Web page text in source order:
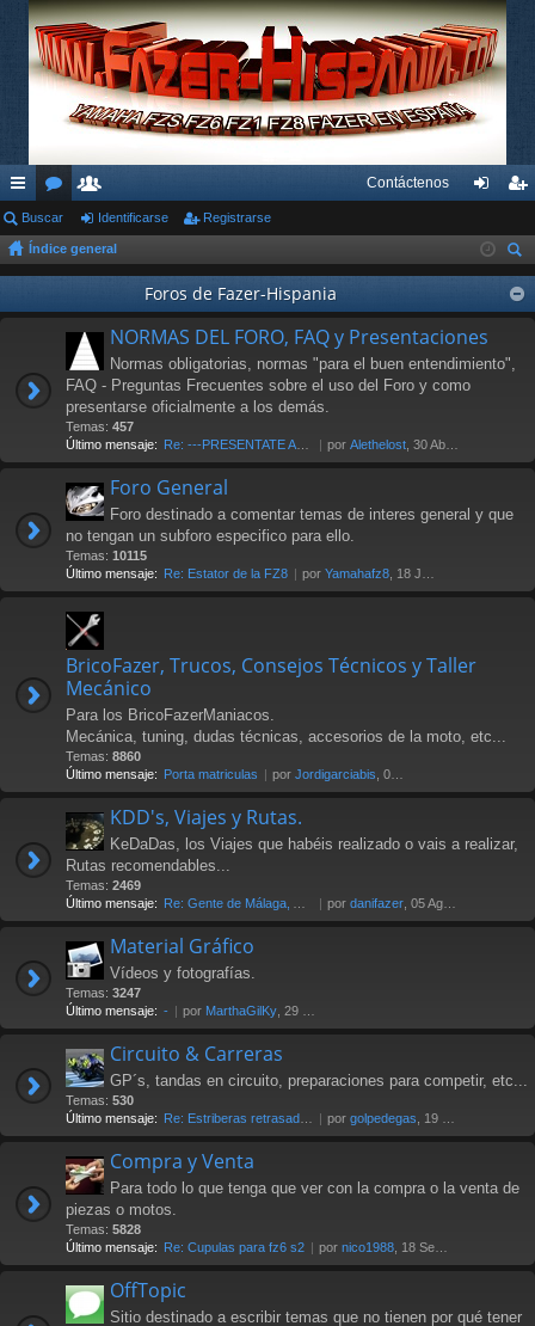
nl
ac
or
os
su
ari
Contáctenos
nti
se
ist
ra
Buscar Identificarse Registrarse
Índice general
us
car
Foros de Fazer-Hispania
NORMAS DEL FORO, FAQ y Presentaciones
Normas obligatorias, normas "para el buen entendimiento",
FAQ - Preguntas Frecuentes sobre el uso del Foro y como
presentarse oficialmente a los demás.
Temas: 457
Último mensaje: Re: ---PRESENTATE AL FORO AQU… por Alethelost , 30 Abr 2026 19:20
Foro General
Foro destinado a comentar temas de interes general y que
no tengan un subforo especifico para ello.
Temas: 10115
Último mensaje: Re: Estator de la FZ8 por Yamahafz8 , 18 Jul 2026 20:04
BricoFazer, Trucos, Consejos Técnicos y Taller
Mecánico
Para los BricoFazerManiacos.
Mecánica, tuning, dudas técnicas, accesorios de la moto, etc...
Temas: 8860
Último mensaje: Porta matriculas por Jordigarciabis , 09 Jul 2026 16:10
KDD's, Viajes y Rutas.
KeDaDas, los Viajes que habéis realizado o vais a realizar,
Rutas recomendables...
Temas: 2469
Último mensaje: Re: Gente de Málaga, Axarquía… por danifazer , 05 Ago 2026 17:16
Material Gráfico
Vídeos y fotografías.
Temas: 3247
Último mensaje: - por MarthaGilKy , 29 Jul 2026 12:24
Circuito & Carreras
GP´s, tandas en circuito, preparaciones para competir, etc...
Temas: 530
Último mensaje: Re: Estriberas retrasadas por golpedegas , 19 Nov 2024 13:08
Compra y Venta
Para todo lo que tenga que ver con la compra o la venta de
piezas o motos.
Temas: 5828
Último mensaje: Re: Cupulas para fz6 s2 por nico1988 , 18 Sep 2025 07:03
OffTopic
Sitio destinado a escribir temas que no tienen por qué tener